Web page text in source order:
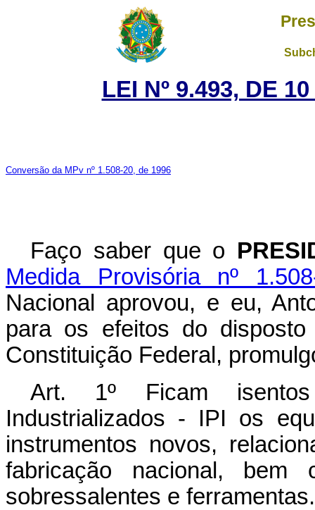
LEI Nº 9.493, DE
Conversão da MPv nº 1.508-20, de 1996
Faço saber que o
Medida Provisória nº
Nacional aprovou, e eu,
para os efeitos do
Constituição Federal,
Art. 1º Ficam
Industrializados - IPI os
instrumentos novos,
fabricação nacional, bem
sobressalentes e ferramentas.